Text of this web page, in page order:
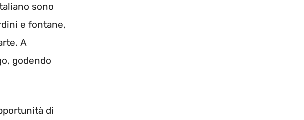
sono
e fontane,
A
godendo
di